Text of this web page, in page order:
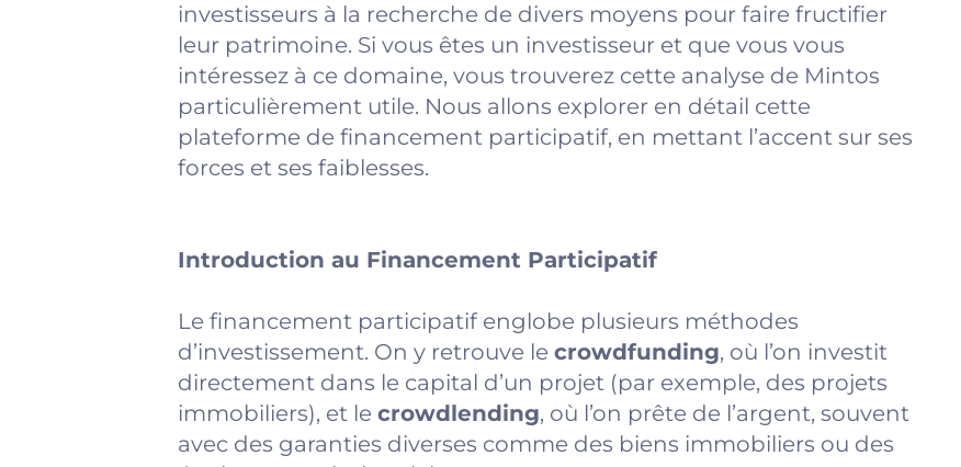
investisseurs à la recherche de divers moyens pour faire fructifier
leur patrimoine. Si vous êtes un investisseur et que vous vous
intéressez à ce domaine, vous trouverez cette analyse de Mintos
particulièrement utile. Nous allons explorer en détail cette
plateforme de financement participatif, en mettant l’accent sur ses
forces et ses faiblesses.
Introduction au Financement Participatif
Le financement participatif englobe plusieurs méthodes
d’investissement. On y retrouve le crowdfunding, où l’on investit
directement dans le capital d’un projet (par exemple, des projets
immobiliers), et le crowdlending, où l’on prête de l’argent, souvent
avec des garanties diverses comme des biens immobiliers ou des